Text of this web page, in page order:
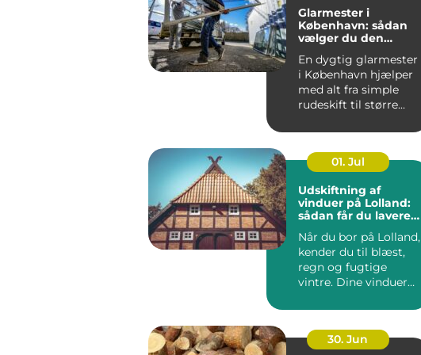
Glarmester i
København: sådan
vælger du den
En dygtig glarmester
i København hjælper
med alt fra simple
rudeskift til større...
01. Jul
Udskiftning af
vinduer på Lolland:
sådan får du lavere
Når du bor på Lolland,
kender du til blæst,
regn og fugtige
vintre. Dine vinduer
30. Jun